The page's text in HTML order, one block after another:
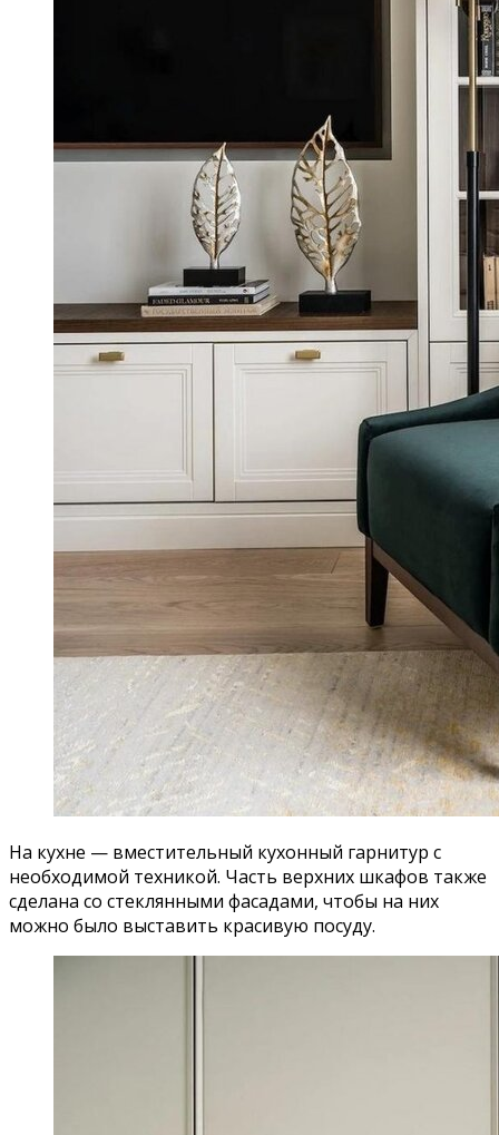
На кухне — вместительный кухонный гарнитур с
необходимой техникой. Часть верхних шкафов также
сделана со стеклянными фасадами, чтобы на них
можно было выставить красивую посуду.